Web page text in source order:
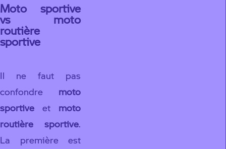
Moto sportive
vs moto
routière
sportive
Il ne faut pas
confondre moto
sportive et moto
routière sportive.
La première est